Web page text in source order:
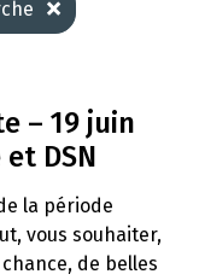
– 19 juin
DSN
la période
vous souhaiter,
de belles